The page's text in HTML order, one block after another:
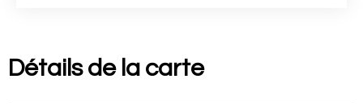
Détails de la carte